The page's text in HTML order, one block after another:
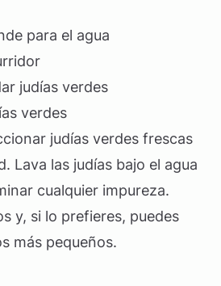
para el agua
judías verdes
verdes
judías verdes frescas
Lava las judías bajo el agua
cualquier impureza.
y, si lo prefieres, puedes
más pequeños.